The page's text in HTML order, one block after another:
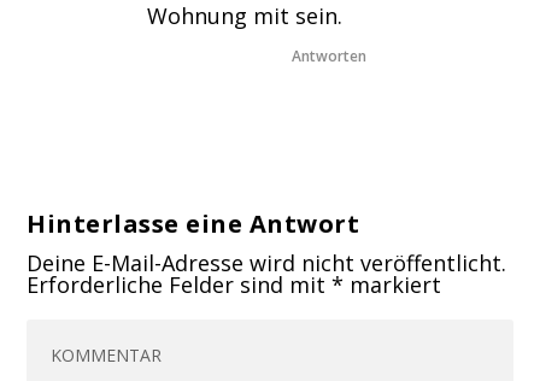
Wohnung mit sein.
Antworten
Hinterlasse eine Antwort
Deine E-Mail-Adresse wird nicht veröffentlicht.
Erforderliche Felder sind mit* markiert